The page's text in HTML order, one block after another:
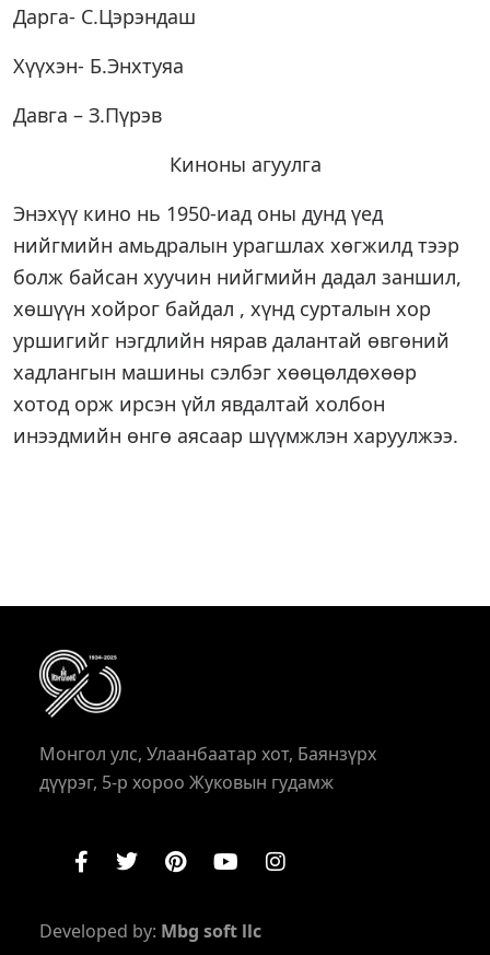
Дарга- С.Цэрэндаш
Хүүхэн- Б.Энхтуяа
Давга – З.Пүрэв
Киноны агуулга
Энэхүү кино нь 1950-иад оны дунд үед
нийгмийн амьдралын урагшлах хөгжилд тээр
болж байсан хуучин нийгмийн дадал заншил,
хөшүүн хойрог байдал , хүнд сурталын хор
уршигийг нэгдлийн нярав далантай өвгөний
хадлангын машины сэлбэг хөөцөлдөхөөр
хотод орж ирсэн үйл явдалтай холбон
инээдмийн өнгө аясаар шүүмжлэн харуулжээ.
Монгол улс, Улаанбаатар хот, Баянзүрх
дүүрэг, 5-р хороо Жуковын гудамж
Developed by: Mbg soft llc